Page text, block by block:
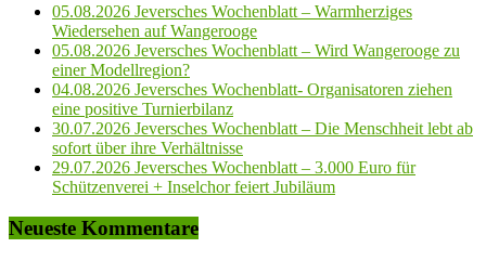
05.08.2026 Jeversches Wochenblatt – Warmherziges
Wiedersehen auf Wangerooge
05.08.2026 Jeversches Wochenblatt – Wird Wangerooge zu
einer Modellregion?
04.08.2026 Jeversches Wochenblatt- Organisatoren ziehen
eine positive Turnierbilanz
30.07.2026 Jeversches Wochenblatt – Die Menschheit lebt ab
sofort über ihre Verhältnisse
29.07.2026 Jeversches Wochenblatt – 3.000 Euro für
Schützenverei + Inselchor feiert Jubiläum
Neueste Kommentare